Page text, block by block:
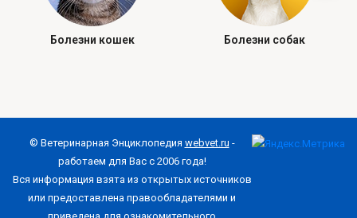
Болезни кошек Болезни собак
© Ветеринарная Энциклопедия webvet.ru -
работаем для Вас с 2006 года!
Вся информация взята из открытых источников
или предоставлена правообладателями и